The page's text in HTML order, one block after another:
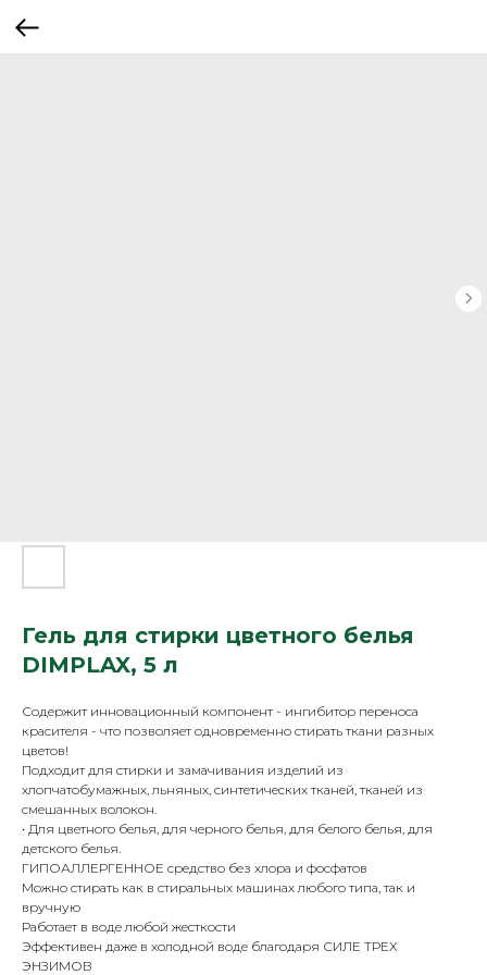
Гель для стирки цветного белья
DIMPLAX, 5 л
Содержит инновационный компонент - ингибитор переноса
красителя - что позволяет одновременно стирать ткани разных
цветов!
Подходит для стирки и замачивания изделий из
хлопчатобумажных, льняных, синтетических тканей, тканей из
смешанных волокон.
• Для цветного белья, для черного белья, для белого белья, для
детского белья.
ГИПОАЛЛЕРГЕННОЕ средство без хлора и фосфатов
Можно стирать как в стиральных машинах любого типа, так и
вручную
Работает в воде любой жесткости
Эффективен даже в холодной воде благодаря СИЛЕ ТРЕХ
ЭНЗИМОВ